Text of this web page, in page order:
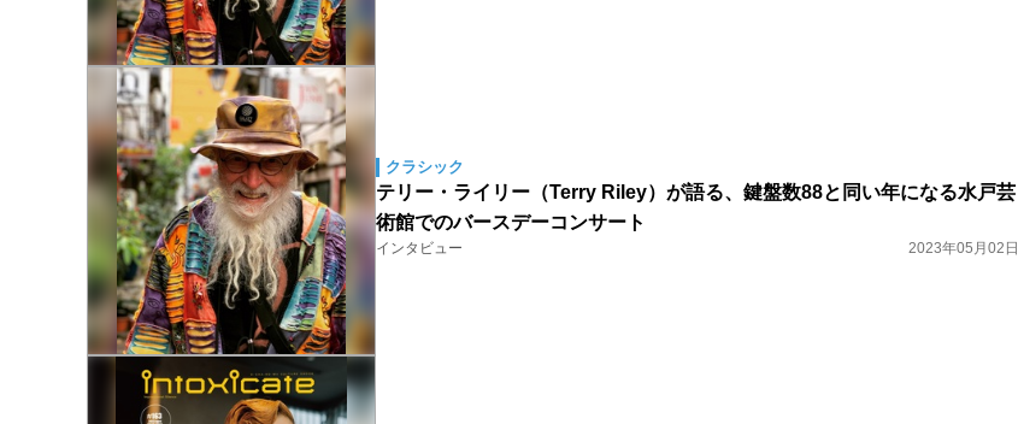
クラシック
テリー・ライリー（Terry Riley）が語る、鍵盤数88と同い年になる水戸芸
術館でのバースデーコンサート
インタビュー 2023年05月02日